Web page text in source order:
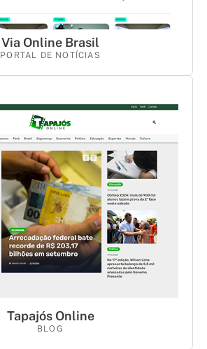
Via Online Brasil
PORTAL DE NOTÍCIAS
Tapajós Online
BLOG